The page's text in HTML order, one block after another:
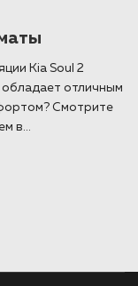
Kia Soul 2
обладает отличным
Смотрите
в...